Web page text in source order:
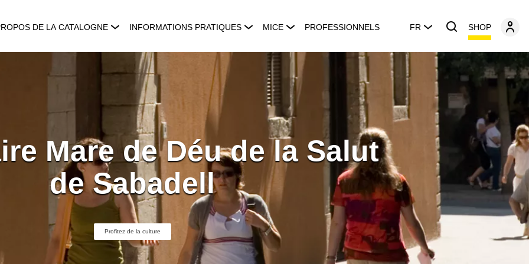
DE LA CATALOGNE INFORMATIONS PRATIQUES MICE PROFESSIONNELS FR SHOP
Mare de Déu de la Salut
de Sabadell
Profitez de la culture